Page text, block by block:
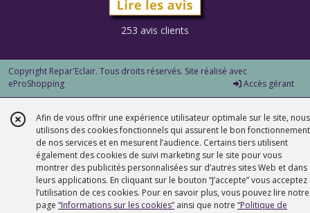
253 avis clients
Copyright Repar'Eclair. Tous droits réservés. Site réalisé avec
eProShopping
Accès gérant
Afin de vous offrir une expérience utilisateur optimale sur le site, nous
utilisons des cookies fonctionnels qui assurent le bon fonctionnement
de nos services et en mesurent l’audience. Certains tiers utilisent
également des cookies de suivi marketing sur le site pour vous
montrer des publicités personnalisées sur d’autres sites Web et dans
leurs applications. En cliquant sur le bouton “J’accepte” vous acceptez
l’utilisation de ces cookies. Pour en savoir plus, vous pouvez lire notre
page “Informations sur les cookies” ainsi que notre “Politique de